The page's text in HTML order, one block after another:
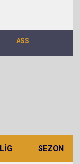
ASS
LIG SEZON